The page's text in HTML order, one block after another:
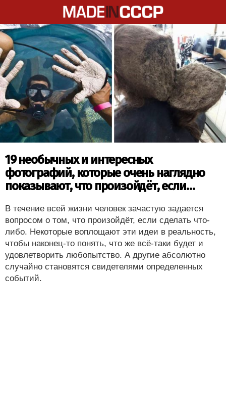
19 необычных и интересных
фотографий, которые очень наглядно
показывают, что произойдёт, если…
В течение всей жизни человек зачастую задается
вопросом о том, что произойдёт, если сделать что-
либо. Некоторые воплощают эти идеи в реальность,
чтобы наконец-то понять, что же всё-таки будет и
удовлетворить любопытство. А другие абсолютно
случайно становятся свидетелями определенных
событий.